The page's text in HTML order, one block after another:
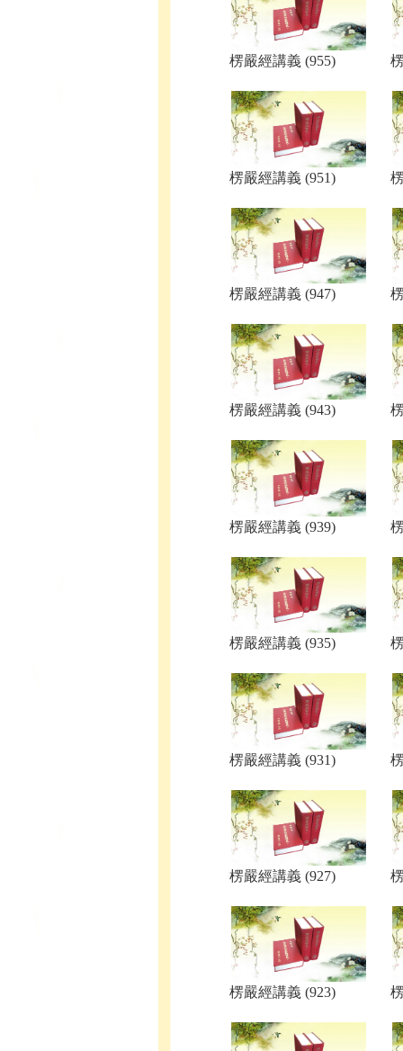
楞嚴經講義 (955)
楞嚴經講義 (951)
楞嚴經講義 (947)
楞嚴經講義 (943)
楞嚴經講義 (939)
楞嚴經講義 (935)
楞嚴經講義 (931)
楞嚴經講義 (927)
楞嚴經講義 (923)